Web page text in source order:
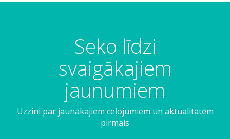
Seko līdzi
svaigākajiem
jaunumiem
Uzzini par jaunākajiem ceļojumiem un aktualitātēm
pirmais